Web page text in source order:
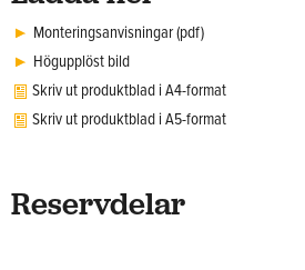
Monteringsanvisningar (pdf)
Högupplöst bild
Skriv ut produktblad i A4-format
Skriv ut produktblad i A5-format
Reservdelar